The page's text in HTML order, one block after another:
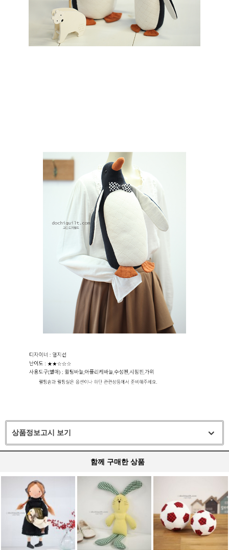
상품정보고시 보기
함께 구매한 상품